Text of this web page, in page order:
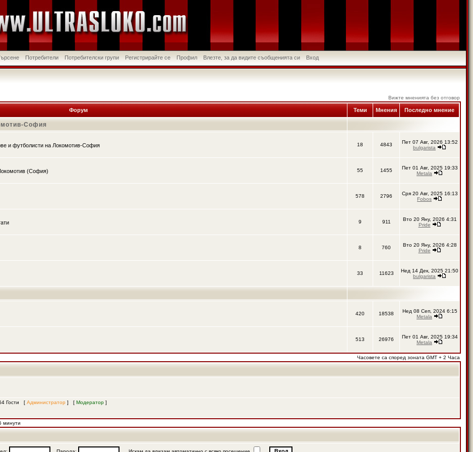
Потребители Потребителски групи Регистрирайте се Профил Влезте, за да видите съобщенията си Вход
Вижте мненията без отговор
Форум Теми Мнения Последно мнение
София
и футболисти на Локомотив-София 18 4843
Пет 07 Авг, 2026 13:52
bulgarista
(София) 55 1455
Пет 01 Авг, 2025 19:33
Metala
578 2796
Сря 20 Авг, 2025 16:13
Fobos
9 911
Вто 20 Яну, 2026 4:31
Pride
8 760
Вто 20 Яну, 2026 4:28
Pride
33 11623
Нед 14 Дек, 2025 21:50
bulgarista
420 18538
Нед 08 Сеп, 2024 6:15
Metala
513 26976
Пет 01 Авг, 2025 19:34
Metala
Часовете са според зоната GMT + 2 Часа
Гости [ Администратор ] [ Модератор ]
минути